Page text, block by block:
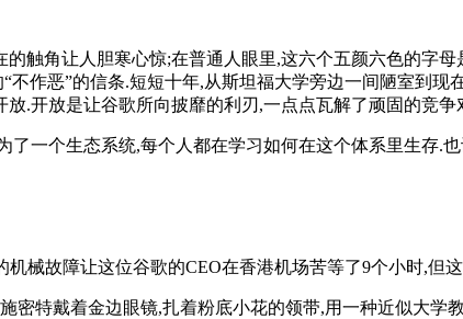
触角让人胆寒心惊;在普通人眼里,这六个五颜六色的字
作恶”的信条.短短十年,从斯坦福大学旁边一间陋室到
.开放是让谷歌所向披靡的利刃,一点点瓦解了顽固的竞
一个生态系统,每个人都在学习如何在这个体系里生存.
械故障让这位谷歌的CEO在香港机场苦等了9个小时,但
密特戴着金边眼镜,扎着粉底小花的领带,用一种近似大